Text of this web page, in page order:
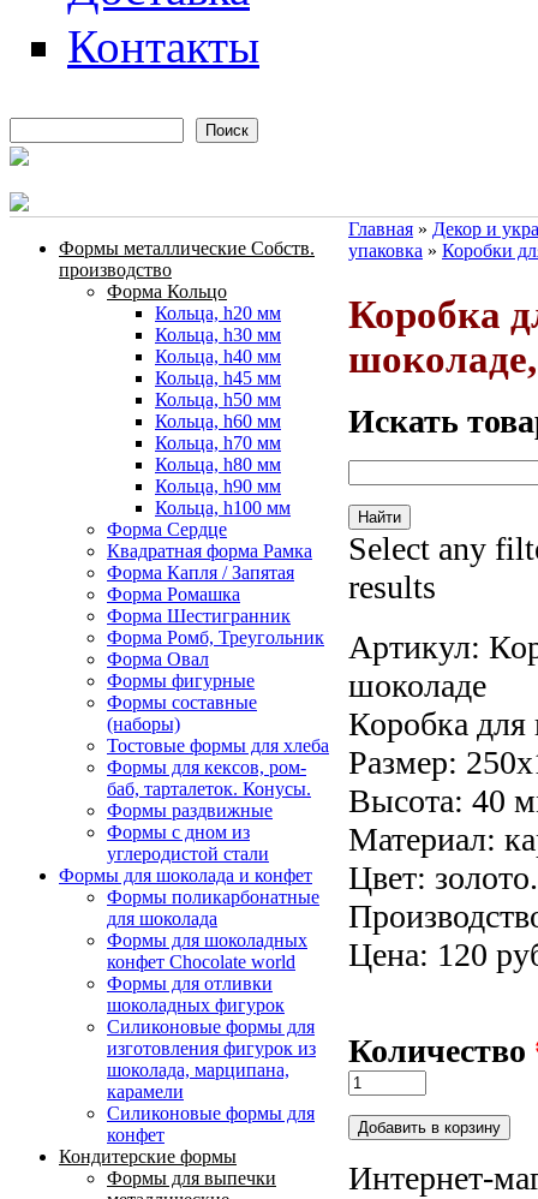
Контакты
Форма поиска
Формы металлические Собств.
производство
Форма Кольцо
Кольца, h20 мм
Кольца, h30 мм
Кольца, h40 мм
Кольца, h45 мм
Кольца, h50 мм
Кольца, h60 мм
Кольца, h70 мм
Кольца, h80 мм
Кольца, h90 мм
Кольца, h100 мм
Форма Сердце
Квадратная форма Рамка
Форма Капля / Запятая
Форма Ромашка
Форма Шестигранник
Форма Ромб, Треугольник
Форма Овал
Формы фигурные
Формы составные
(наборы)
Тостовые формы для хлеба
Формы для кексов, ром-
баб, тарталеток. Конусы.
Формы раздвижные
Формы с дном из
углеродистой стали
Формы для шоколада и конфет
Формы поликарбонатные
для шоколада
Формы для шоколадных
конфет Сhocolate world
Формы для отливки
шоколадных фигурок
Силиконовые формы для
изготовления фигурок из
шоколада, марципана,
карамели
Силиконовые формы для
конфет
Кондитерские формы
Формы для выпечки
Вы здесь
Главная » Декор и
упаковка » Коробки
Коробка
Искать
Select any
results
Артикул:
шоколаде
Коробка
Размер:
Высота: 40
Материал:
Цвет: золото.
Цена: 120
Количество
Интернет-